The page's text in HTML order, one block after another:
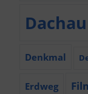
Dachau
Denkmal
Erdweg